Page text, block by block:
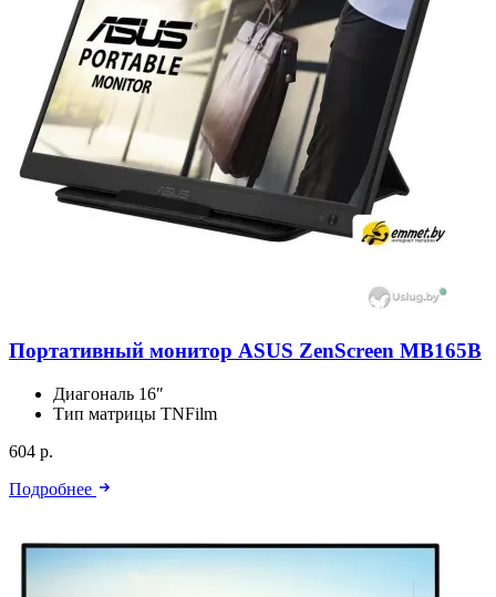
Портативный монитор ASUS ZenScreen MB165B
Диагональ 16″
Тип матрицы TNFilm
604 р.
Подробнее